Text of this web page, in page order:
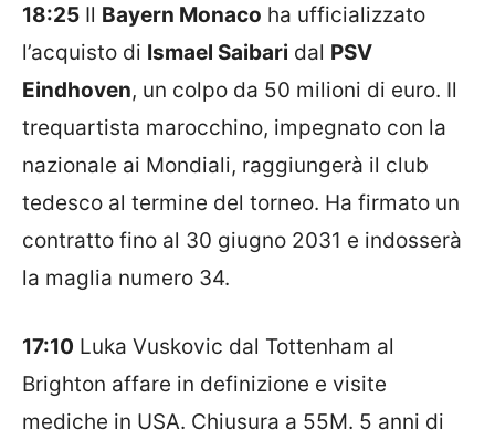
18:25 Il Bayern Monaco ha ufficializzato
l’acquisto di Ismael Saibari dal PSV
Eindhoven, un colpo da 50 milioni di euro. Il
trequartista marocchino, impegnato con la
nazionale ai Mondiali, raggiungerà il club
tedesco al termine del torneo. Ha firmato un
contratto fino al 30 giugno 2031 e indosserà
la maglia numero 34.
17:10 Luka Vuskovic dal Tottenham al
Brighton affare in definizione e visite
mediche in USA. Chiusura a 55M. 5 anni di